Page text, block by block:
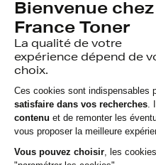
EXPÉDITION : 6 À 15 JOURS
Compatible
MX 622
ADHE
Noir